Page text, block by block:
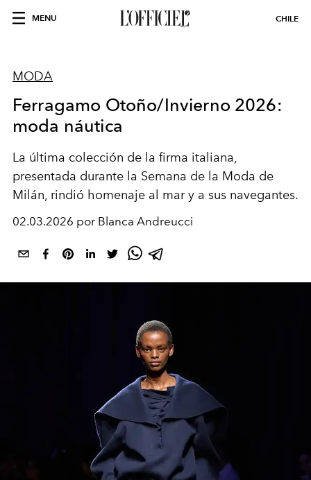
MENU CHILE
MODA
Ferragamo Otoño/Invierno 2026:
moda náutica
La última colección de la firma italiana,
presentada durante la Semana de la Moda de
Milán, rindió homenaje al mar y a sus navegantes.
02.03.2026 por Blanca Andreucci